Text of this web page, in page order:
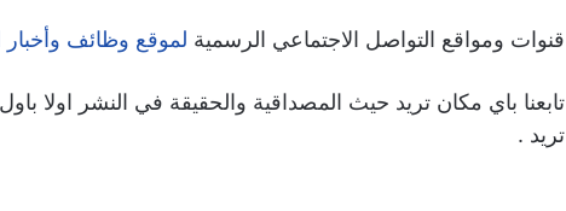
قنوات ومواقع التواصل الاجتماعي الرسمية لموقع وظائف وأخبار
تابعنا باي مكان تريد حيث المصداقية والحقيقة في النشر اولا
تريد .